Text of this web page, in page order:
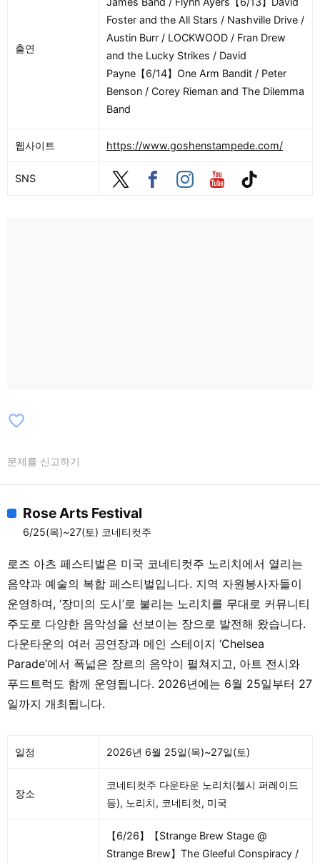
출연
Foster and the All Stars / Nashville Drive /
Austin Burr / LOCKWOOD / Fran Drew
and the Lucky Strikes / David
Payne【6/14】One Arm Bandit / Peter
Benson / Corey Rieman and The Dilemma
Band
웹사이트 https://www.goshenstampede.com/
SNS
favorite_border
문제를 신고하기
Rose Arts Festival
6/25(목)~27(토) 코네티컷주
로즈 아츠 페스티벌은 미국 코네티컷주 노리치에서 열리는
음악과 예술의 복합 페스티벌입니다. 지역 자원봉사자들이
운영하며, ‘장미의 도시’로 불리는 노리치를 무대로 커뮤니티
주도로 다양한 음악성을 선보이는 장으로 발전해 왔습니다.
다운타운의 여러 공연장과 메인 스테이지 ‘Chelsea
Parade’에서 폭넓은 장르의 음악이 펼쳐지고, 아트 전시와
푸드트럭도 함께 운영됩니다. 2026년에는 6월 25일부터 27
일까지 개최됩니다.
일정 2026년 6월 25일(목)~27일(토)
장소
코네티컷주 다운타운 노리치(첼시 퍼레이드
등), 노리치, 코네티컷, 미국
【6/26】【Strange Brew Stage @
Strange Brew】The Gleeful Conspiracy /